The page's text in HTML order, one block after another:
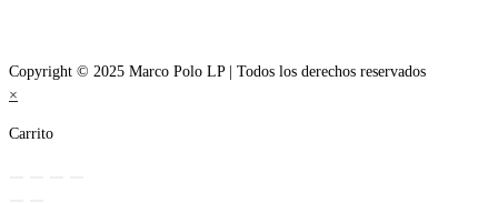
Copyright © 2025 Marco Polo LP | Todos los derechos reservados
×
Carrito